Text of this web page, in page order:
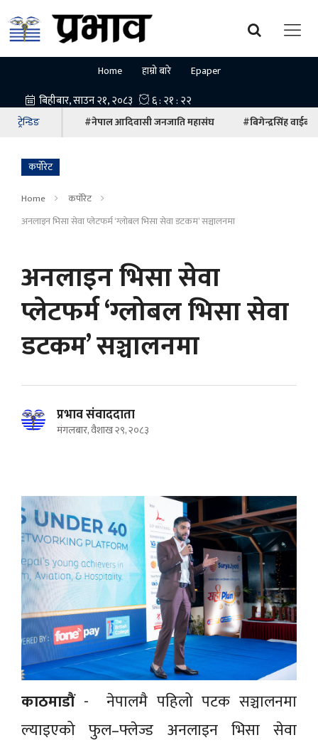
Home हाम्रो बारे Epaper
ट्रेन्डिङ #नेपाल आदिवासी जनजाति महासंघ #बिगेन्द्रसिंह वाईबा
कर्पोरेट
Home
कर्पोरेट
अनलाइन भिसा सेवा प्लेटफर्म ‘ग्लोबल भिसा सेवा डटकम’ सञ्चालनमा
अनलाइन भिसा सेवा
प्लेटफर्म ‘ग्लोबल भिसा सेवा
डटकम’ सञ्चालनमा
प्रभाव संवाददाता
मंगलबार, वैशाख २९, २०८३
काठमाडाैं - नेपालमै पहिलो पटक सञ्चालनमा
ल्याइएको फुल–फ्लेज्ड अनलाइन भिसा सेवा